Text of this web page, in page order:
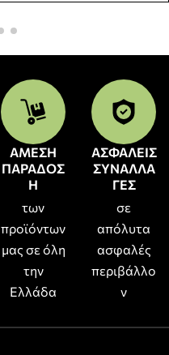
ΑΜΕΣΗ
ΠΑΡΑΔΟΣ
Η
των
προϊόντων
μας σε όλη
την
Ελλάδα
ΑΣΦΑΛΕΙΣ
ΣΥΝΑΛΛΑ
ΓΕΣ
σε
απόλυτα
ασφαλές
περιβάλλο
ν